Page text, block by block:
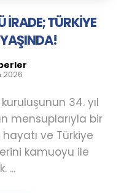
İRADE; TÜRKİYE
2026
34. yıl
mensuplarıyla bir
ve Türkiye
kamuoyu ile
...